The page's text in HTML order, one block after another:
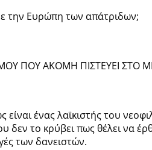
την Ευρώπη των απάτριδων;
ΠΟΥ ΑΚΟΜΗ ΠΙΣΤΕΥΕΙ ΣΤΟ
ένας λαϊκιστής του
το κρύβει πως θέλει να
των δανειστών.